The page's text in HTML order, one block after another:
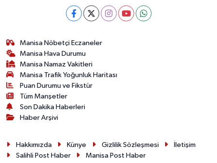
Manisa Nöbetçi Eczaneler
Manisa Hava Durumu
Manisa Namaz Vakitleri
Manisa Trafik Yoğunluk Haritası
Puan Durumu ve Fikstür
Tüm Manşetler
Son Dakika Haberleri
Haber Arşivi
Hakkımızda Künye Gizlilik Sözleşmesi
İletişim
Salihli Post Haber
Manisa Post Haber